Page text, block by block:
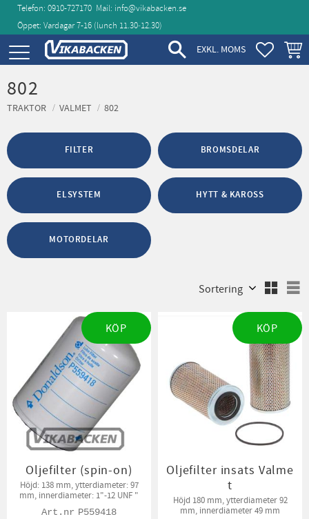
Meny
Telefon: 0910-727170 Mail: info@vikabacken.se
Öppet: Vardagar 7-16 (lunch 11.30‑12.30)
EXKL. MOMS
802
TRAKTOR VALMET 802
FILTER BROMSDELAR
ELSYSTEM HYTT & KAROSS
MOTORDELAR
Oljefilter (spin-on)
Höjd: 138 mm, ytterdiameter: 97
mm, innerdiameter: 1"-12 UNF "
P559418
KÖP
Oljefilter insats Valme
t
Höjd 180 mm, ytterdiameter 92
mm, innerdiameter 49 mm
KÖP